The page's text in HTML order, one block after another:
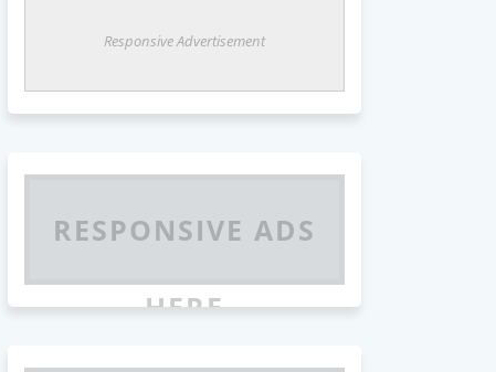
Responsive Advertisement
RESPONSIVE ADS
HERE